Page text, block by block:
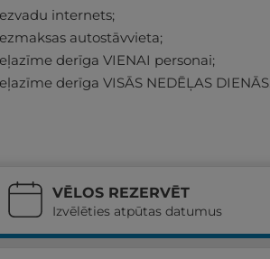
internets;
autostāvvieta;
derīga VIENAI personai;
derīga VISĀS NEDĒĻAS
VĒLOS REZERVĒT
Izvēlēties atpūtas datumus